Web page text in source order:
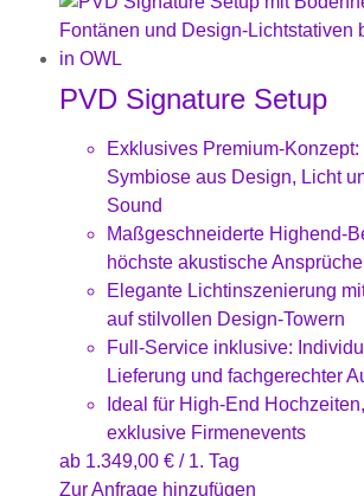
PVD Signature Setup
Exklusives Premium-Konzept:
Symbiose aus Design, Licht
Sound
Maßgeschneiderte Highend-
höchste akustische Ansprüche
Elegante Lichtinszenierung
auf stilvollen Design-Towern
Full-Service inklusive:
Lieferung und fachgerechter
Ideal für High-End
exklusive Firmenevents
ab 1.349,00 € / 1. Tag
Zur Anfrage hinzufügen